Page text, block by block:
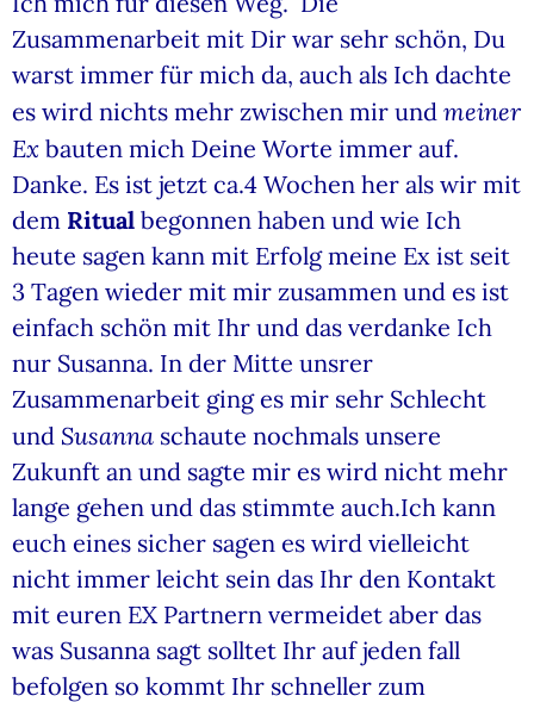
Zusammenarbeit mit Dir war sehr schön, Du
warst immer für mich da, auch als Ich dachte
es wird nichts mehr zwischen mir und meiner
Ex bauten mich Deine Worte immer auf.
Danke. Es ist jetzt ca.4 Wochen her als wir mit
dem Ritual begonnen haben und wie Ich
heute sagen kann mit Erfolg meine Ex ist seit
3 Tagen wieder mit mir zusammen und es ist
einfach schön mit Ihr und das verdanke Ich
nur Susanna. In der Mitte unsrer
Zusammenarbeit ging es mir sehr Schlecht
und Susanna schaute nochmals unsere
Zukunft an und sagte mir es wird nicht mehr
lange gehen und das stimmte auch.Ich kann
euch eines sicher sagen es wird vielleicht
nicht immer leicht sein das Ihr den Kontakt
mit euren EX Partnern vermeidet aber das
was Susanna sagt solltet Ihr auf jeden fall
befolgen so kommt Ihr schneller zum